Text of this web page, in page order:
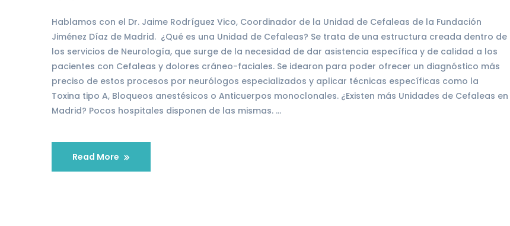
Hablamos con el Dr. Jaime Rodríguez Vico, Coordinador de la Unidad de Cefaleas de la Fundación
Jiménez Díaz de Madrid. ¿Qué es una Unidad de Cefaleas? Se trata de una estructura creada dentro de
los servicios de Neurología, que surge de la necesidad de dar asistencia específica y de calidad a los
pacientes con Cefaleas y dolores cráneo-faciales. Se idearon para poder ofrecer un diagnóstico más
preciso de estos procesos por neurólogos especializados y aplicar técnicas específicas como la
Toxina tipo A, Bloqueos anestésicos o Anticuerpos monoclonales. ¿Existen más Unidades de Cefaleas en
Madrid? Pocos hospitales disponen de las mismas. …
Read More